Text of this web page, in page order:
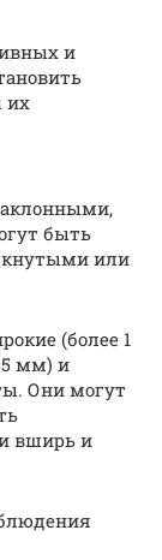
и
их
быть
или
(более 1
5 мм) и
Они могут
вширь и